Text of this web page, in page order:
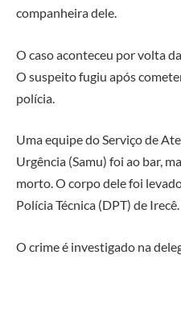
companheira dele.
O caso aconteceu por volta
O suspeito fugiu após
polícia.
Uma equipe do Serviço de
Urgência (Samu) foi ao bar,
morto. O corpo dele foi
Polícia Técnica (DPT) de Irecê.
O crime é investigado na